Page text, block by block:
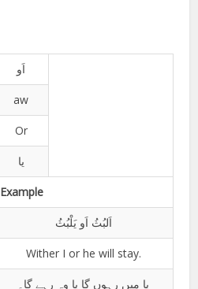
اَو
aw
Or
یا
Example
اَلبُثُ اَو یَلْبُثُ
Wither I or he will stay.
یا میں رہوں گا یا وہ رہے گا۔